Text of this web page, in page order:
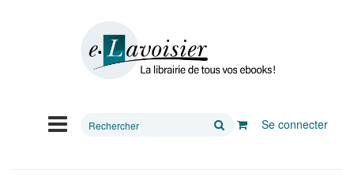
Rechercher
Se connecter